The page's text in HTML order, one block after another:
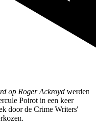
op Roger Ackroyd werden
Poirot in een keer
door de Crime Writers'